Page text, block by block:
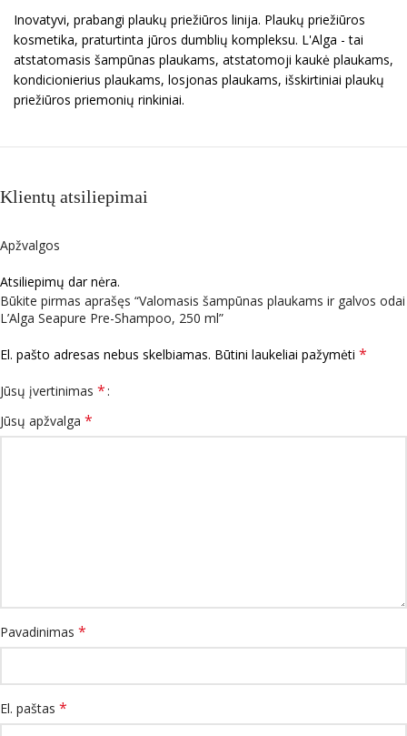
Inovatyvi, prabangi plaukų priežiūros linija. Plaukų priežiūros
kosmetika, praturtinta jūros dumblių kompleksu. L'Alga - tai
atstatomasis šampūnas plaukams, atstatomoji kaukė plaukams,
kondicionierius plaukams, losjonas plaukams, išskirtiniai plaukų
priežiūros priemonių rinkiniai.
Klientų atsiliepimai
Apžvalgos
Atsiliepimų dar nėra.
Būkite pirmas aprašęs “Valomasis šampūnas plaukams ir galvos odai
L’Alga Seapure Pre-Shampoo, 250 ml”
El. pašto adresas nebus skelbiamas. Būtini laukeliai pažymėti *
Jūsų įvertinimas *
Jūsų apžvalga *
Pavadinimas *
El. paštas *